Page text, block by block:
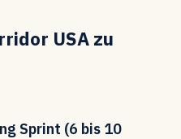
USA zu
Sprint (6 bis 10